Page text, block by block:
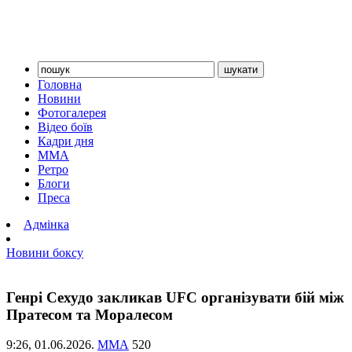
Головна
Новини
Фотогалерея
Відео боїв
Кадри дня
ММА
Ретро
Блоги
Преса
Адмінка
Новини боксу
Генрі Сехудо закликав UFC організувати бій між
Пратесом та Моралесом
9:26, 01.06.2026. ММА 520